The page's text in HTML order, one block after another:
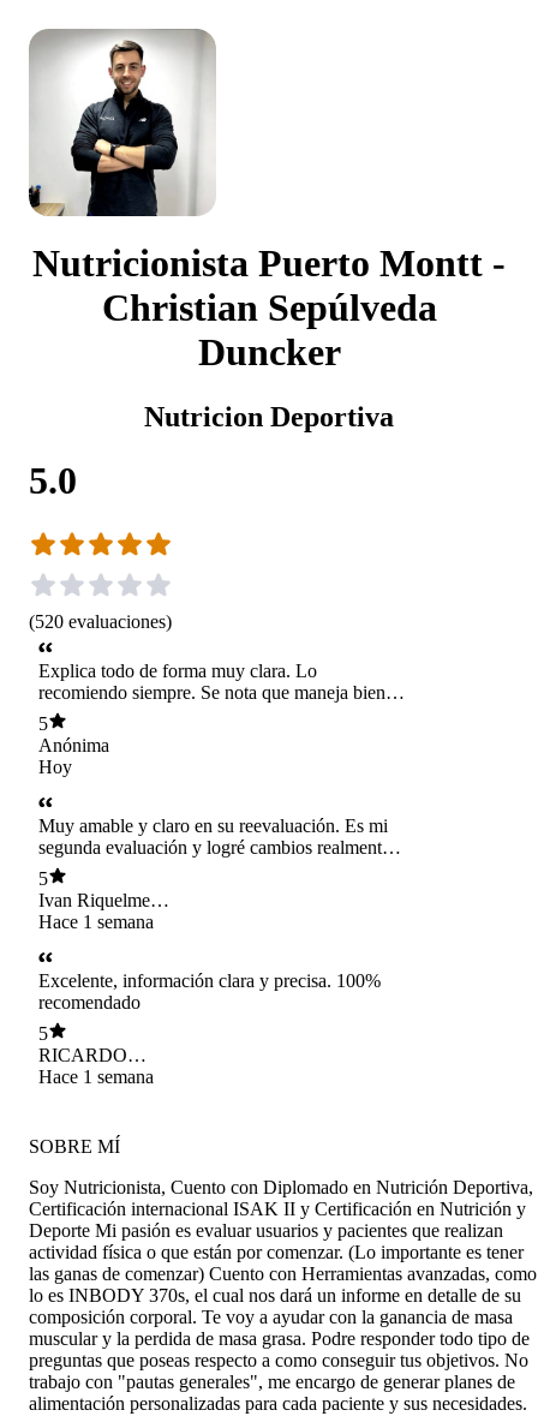
Nutricionista Puerto Montt -
Christian Sepúlveda
Duncker
Nutricion Deportiva
5.0
(520 evaluaciones)
Explica todo de forma muy clara. Lo
recomiendo siempre. Se nota que maneja bien el
tema de la nutrición deportiva
5
Anónima
Hoy
Muy amable y claro en su reevaluación. Es mi
segunda evaluación y logré cambios realmente
significativos con su asesoría
5
Ivan Riquelme
franco
Hace 1 semana
Excelente, información clara y precisa. 100%
recomendado
5
RICARDO
MONTIEL KEMP
Hace 1 semana
SOBRE MÍ
Soy Nutricionista, Cuento con Diplomado en Nutrición Deportiva,
Certificación internacional ISAK II y Certificación en Nutrición y
Deporte Mi pasión es evaluar usuarios y pacientes que realizan
actividad física o que están por comenzar. (Lo importante es tener
las ganas de comenzar) Cuento con Herramientas avanzadas, como
lo es INBODY 370s, el cual nos dará un informe en detalle de su
composición corporal. Te voy a ayudar con la ganancia de masa
muscular y la perdida de masa grasa. Podre responder todo tipo de
preguntas que poseas respecto a como conseguir tus objetivos. No
trabajo con "pautas generales", me encargo de generar planes de
alimentación personalizadas para cada paciente y sus necesidades.